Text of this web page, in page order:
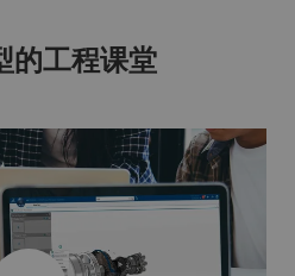
的工程课堂